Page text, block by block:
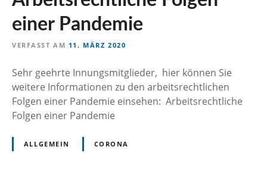
einer Pandemie
VERFASST AM 11. MÄRZ 2020
Sehr geehrte Innungsmitglieder, hier können Sie
weitere Informationen zu den arbeitsrechtlichen
Folgen einer Pandemie einsehen: Arbeitsrechtliche
Folgen einer Pandemie
ALLGEMEIN CORONA